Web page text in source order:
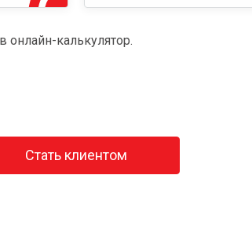
онлайн-калькулятор.
Стать клиентом